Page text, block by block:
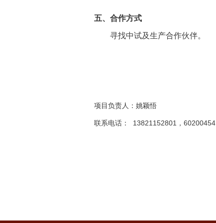
五、合作方式
寻找中试及生产合作伙伴。
项目负责人：姚颖悟
联系电话： 13821152801 ， 60200454